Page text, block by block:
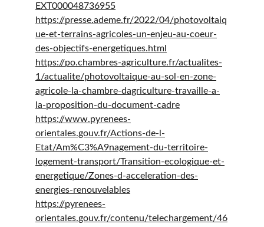
EXT000048736955
https://presse.ademe.fr/2022/04/photovoltaiq
ue-et-terrains-agricoles-un-enjeu-au-coeur-
des-objectifs-energetiques.html
https://po.chambres-agriculture.fr/actualites-
1/actualite/photovoltaique-au-sol-en-zone-
agricole-la-chambre-dagriculture-travaille-a-
la-proposition-du-document-cadre
https://www.pyrenees-
orientales.gouv.fr/Actions-de-l-
Etat/Am%C3%A9nagement-du-territoire-
logement-transport/Transition-ecologique-et-
energetique/Zones-d-acceleration-des-
energies-renouvelables
https://pyrenees-
orientales.gouv.fr/contenu/telechargement/46